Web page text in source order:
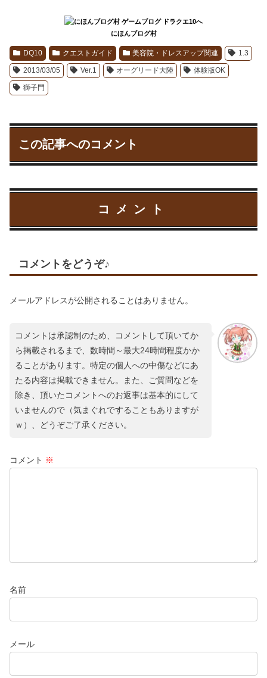
にほんブログ村
DQ10 クエストガイド 美容院・ドレスアップ関連 1.3
2013/03/05 Ver.1 オーグリード大陸 体験版OK
獅子門
この記事へのコメント
コメント
コメントをどうぞ♪
メールアドレスが公開されることはありません。
コメントは承認制のため、コメントして頂いてか
ら掲載されるまで、数時間～最大24時間程度かか
ることがあります。特定の個人への中傷などにあ
たる内容は掲載できません。また、ご質問などを
除き、頂いたコメントへのお返事は基本的にして
いませんので（気まぐれですることもありますが
ｗ）、どうぞご了承ください。
コメント ※
名前
メール